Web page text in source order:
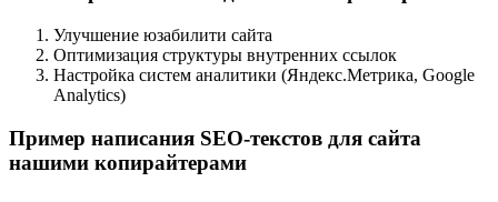
Улучшение юзабилити сайта
Оптимизация структуры внутренних ссылок
Настройка систем аналитики (Яндекс.Метрика, Google
Analytics)
Пример написания SEO-текстов для сайта
нашими копирайтерами